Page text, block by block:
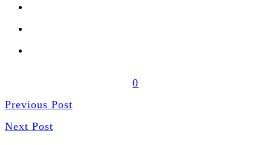
0
Previous Post
Next Post